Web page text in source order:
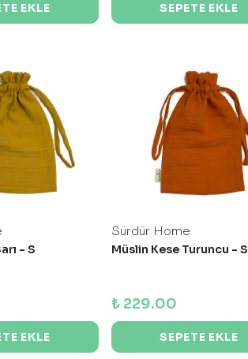
EKLE SEPETE EKLE
- S
EKLE
Sürdür Home
Müslin Kese Turuncu - S
₺ 229.00
SEPETE EKLE